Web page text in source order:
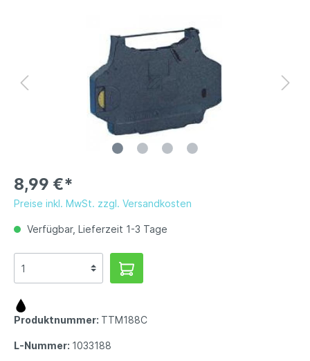
8,99 €*
Preise inkl. MwSt. zzgl. Versandkosten
Verfügbar, Lieferzeit 1-3 Tage
Produktnummer: TTM188C
L-Nummer: 1033188